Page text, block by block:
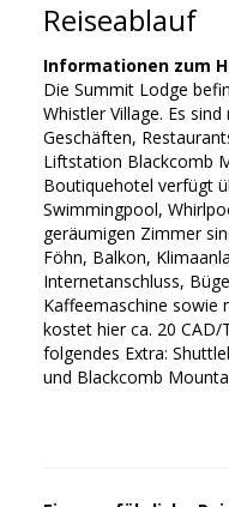
Reiseablauf
Informationen zum
Die Summit Lodge
Whistler Village. Es
Geschäften,
Liftstation Blackcomb
Boutiquehotel verfügt
Swimmingpool,
geräumigen Zimmer
Föhn, Balkon,
Internetanschluss,
Kaffeemaschine sowie
kostet hier ca. 20
folgendes Extra:
und Blackcomb